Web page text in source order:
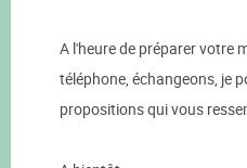
A l'heure de préparer votre
téléphone, échangeons, je
propositions qui vous